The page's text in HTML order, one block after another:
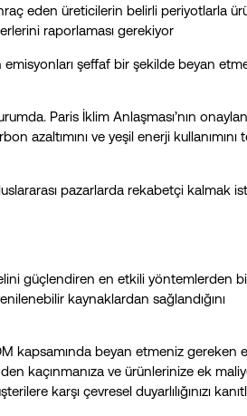
eden üreticilerin belirli periyotlarla
raporlaması gerekiyor​
şeffaf bir şekilde beyan
Paris İklim Anlaşması’nın
azaltımını ve yeşil enerji kullanımını
pazarlarda rekabetçi kalmak
güçlendiren en etkili yöntemlerden
kaynaklardan sağlandığını
kapsamında beyan etmeniz gereken
kaçınmanıza ve ürünlerinize ek
karşı çevresel duyarlılığınızı